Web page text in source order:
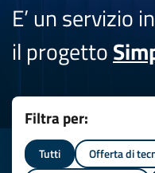
E’ un servizio
il progetto
Filtra per:
Tutti Offerta di